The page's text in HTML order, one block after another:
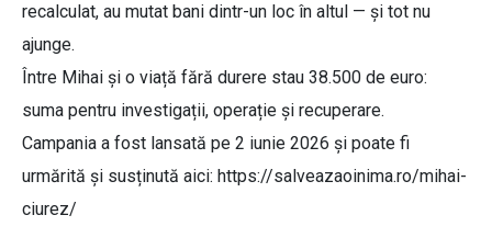
recalculat, au mutat bani dintr-un loc în altul — și tot nu
ajunge.
Între Mihai și o viață fără durere stau 38.500 de euro:
suma pentru investigații, operație și recuperare.
Campania a fost lansată pe 2 iunie 2026 și poate fi
urmărită și susținută aici: https://salveazaoinima.ro/mihai-
ciurez/